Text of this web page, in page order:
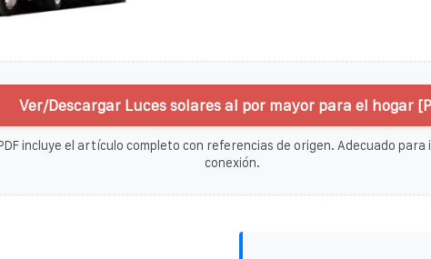
Ver/Descargar Luces solares al por mayor para el hogar
incluye el artículo completo con referencias de origen. Adecuado para
conexión.